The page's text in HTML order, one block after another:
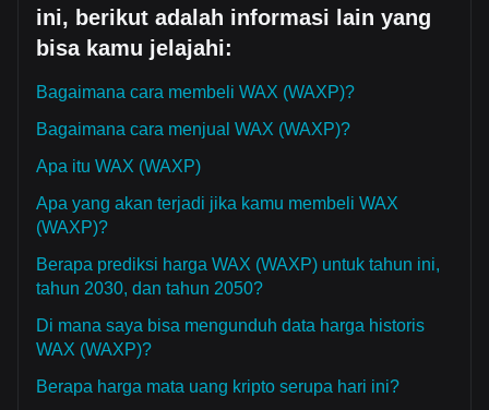
ini, berikut adalah informasi lain yang
bisa kamu jelajahi:
Bagaimana cara membeli WAX (WAXP)?
Bagaimana cara menjual WAX (WAXP)?
Apa itu WAX (WAXP)
Apa yang akan terjadi jika kamu membeli WAX
(WAXP)?
Berapa prediksi harga WAX (WAXP) untuk tahun ini,
tahun 2030, dan tahun 2050?
Di mana saya bisa mengunduh data harga historis
WAX (WAXP)?
Berapa harga mata uang kripto serupa hari ini?